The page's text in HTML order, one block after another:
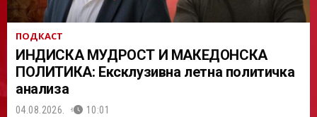
ПОДКАСТ
ИНДИСКА МУДРОСТ И МАКЕДОНСКА
ПОЛИТИКА: Ексклузивна летна политичка
анализа
04.08.2026. 10:01